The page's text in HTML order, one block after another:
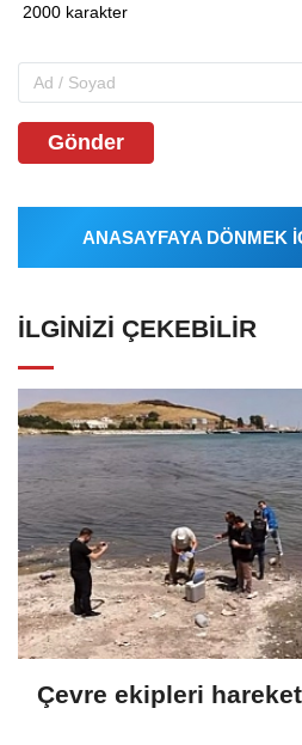
Gönder
ANASAYFAYA DÖNMEK
İLGINIZI ÇEKEBILIR
Çevre ekipleri